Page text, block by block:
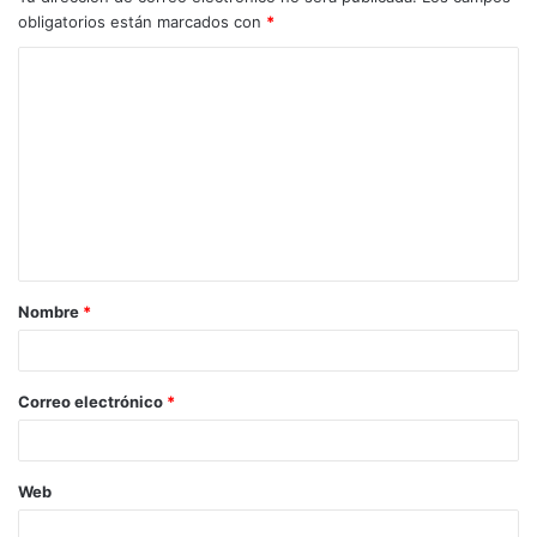
obligatorios están marcados con *
Nombre *
Correo electrónico *
Web